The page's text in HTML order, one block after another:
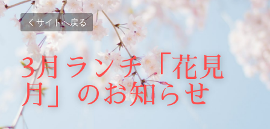
サイトへ戻る
3月ランチ「花見
月」のお知らせ